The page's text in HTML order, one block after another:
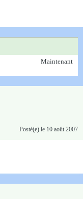
Maintenant
Posté(e) le 10 août 2007